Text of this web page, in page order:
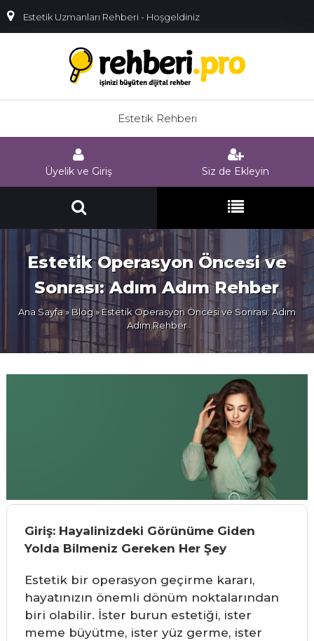
Estetik Uzmanları Rehberi - Hoşgeldiniz
Estetik Rehberi
Üyelik ve Giriş Siz de Ekleyin
Estetik Operasyon Öncesi ve
Sonrası: Adım Adım Rehber
Ana Sayfa»Blog» Estetik Operasyon Öncesi ve Sonrası: Adım
Adım Rehber
Giriş: Hayalinizdeki Görünüme Giden
Yolda Bilmeniz Gereken Her Şey
Estetik bir operasyon geçirme kararı,
hayatınızın önemli dönüm noktalarından
biri olabilir. İster burun estetiği, ister
meme büyütme, ister yüz germe, ister